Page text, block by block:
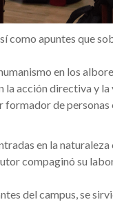
como apuntes que
en los
acción directiva y la
de personas
en la naturaleza
compaginó su
del campus, se